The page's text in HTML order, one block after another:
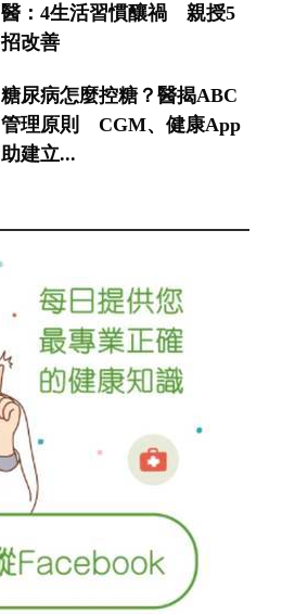
醫：4生活習慣釀禍 親授5
招改善
糖尿病怎麼控糖？醫揭ABC
管理原則 CGM、健康App
助建立...